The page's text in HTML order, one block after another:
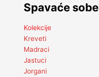
Spavaće sobe
Kolekcije
Kreveti
Madraci
Jastuci
Jorgani